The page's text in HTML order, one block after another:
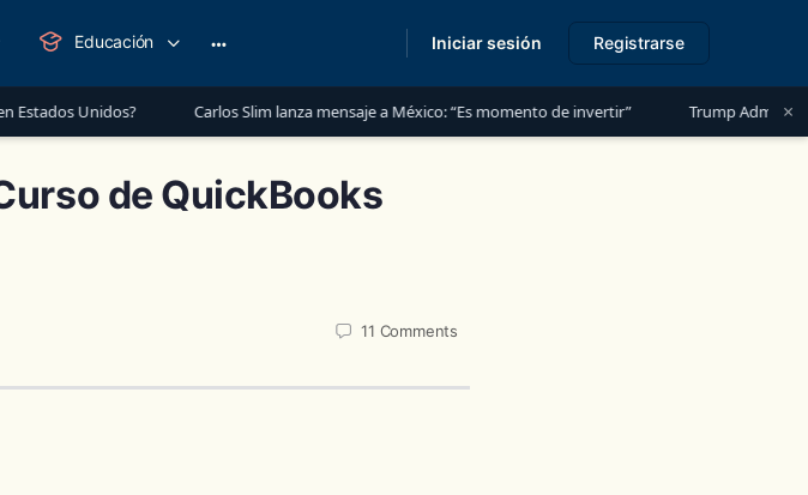
Carlos Slim lanza mensaje a México: “Es momento de invertir” Trump Administration ×
Educación
options
Iniciar sesión Registrarse
de QuickBooks
11 Comments